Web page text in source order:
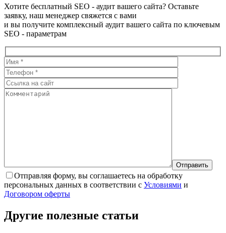
Хотите бесплатный SEO - аудит вашего сайта? Оставьте
заявку, наш менеджер свяжется с вами
и вы получите комплексный аудит вашего сайта по ключевым
SEO - параметрам
Отправляя форму, вы соглашаетесь на обработку
персональных данных в соответствии с Условиями и
Договором оферты
Другие полезные статьи